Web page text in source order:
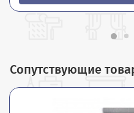
Сопутствующие